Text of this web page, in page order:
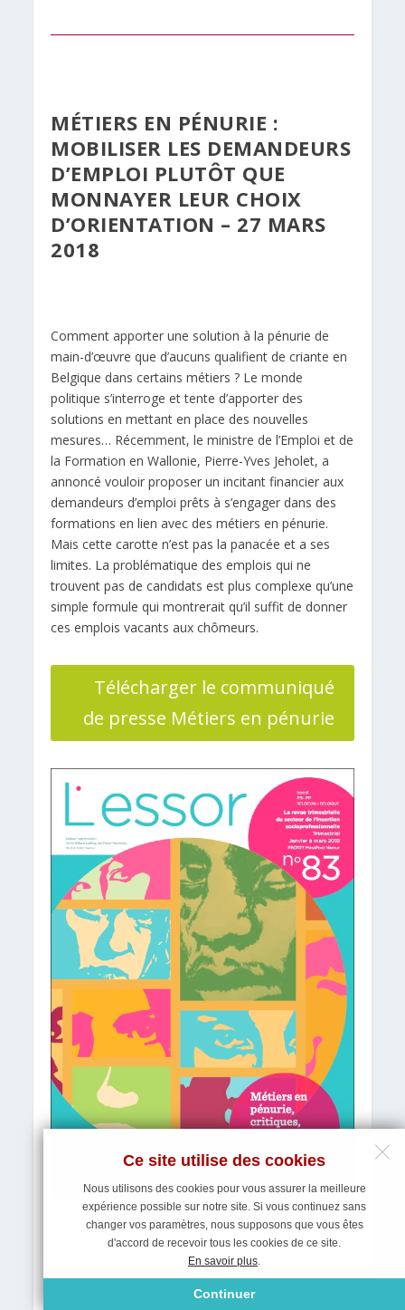
Ce site utilise des cookies
Nous utilisons des cookies pour vous assurer la meilleure
expérience possible sur notre site. Si vous continuez sans
changer vos paramètres, nous supposons que vous êtes
d'accord de recevoir tous les cookies de ce site.
En savoir plus.
Continuer
MÉTIERS EN PÉNURIE :
MOBILISER LES DEMANDEURS
D’EMPLOI PLUTÔT QUE
MONNAYER LEUR CHOIX
D’ORIENTATION – 27 MARS
2018
Comment apporter une solution à la pénurie de
main-d’œuvre que d’aucuns qualifient de criante en
Belgique dans certains métiers ? Le monde
politique s’interroge et tente d’apporter des
solutions en mettant en place des nouvelles
mesures… Récemment, le ministre de l’Emploi et de
la Formation en Wallonie, Pierre-Yves Jeholet, a
annoncé vouloir proposer un incitant financier aux
demandeurs d’emploi prêts à s’engager dans des
formations en lien avec des métiers en pénurie.
Mais cette carotte n’est pas la panacée et a ses
limites. La problématique des emplois qui ne
trouvent pas de candidats est plus complexe qu’une
simple formule qui montrerait qu’il suffit de donner
ces emplois vacants aux chômeurs.
Télécharger le communiqué
de presse Métiers en pénurie